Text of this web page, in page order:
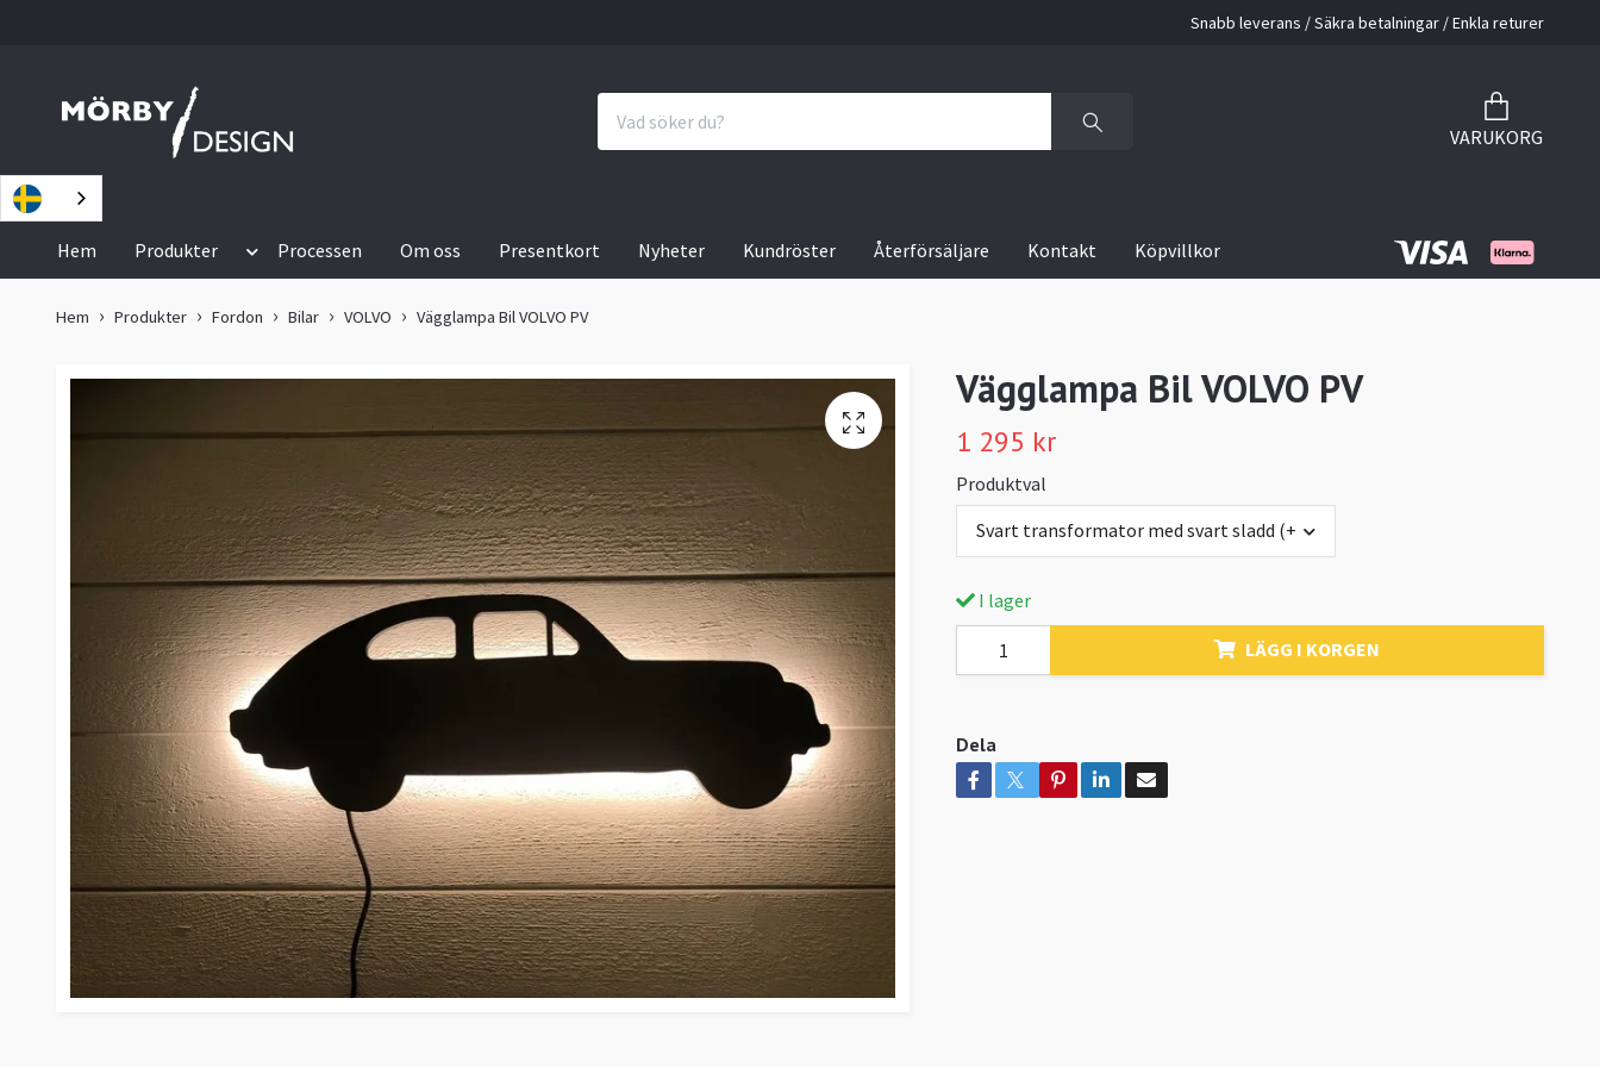
Snabb leverans / Säkra betalningar / Enkla returer
VARUKORG
Hem Produkter Processen Om oss Presentkort Nyheter Kundröster Återförsäljare Kontakt Köpvillkor
Hem Produkter Fordon Bilar VOLVO Vägglampa Bil VOLVO PV
Vägglampa Bil VOLVO PV
1 295 kr
Produktval
Svart transformator med svart sladd (+0 kr)
I lager
LÄGG I KORGEN
Dela